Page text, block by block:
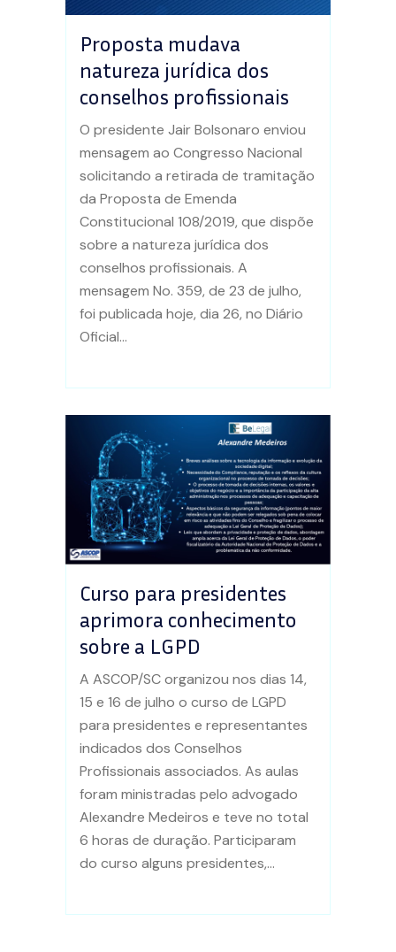
Proposta mudava
natureza jurídica dos
conselhos profissionais
O presidente Jair Bolsonaro enviou
mensagem ao Congresso Nacional
solicitando a retirada de tramitação
da Proposta de Emenda
Constitucional 108/2019, que dispõe
sobre a natureza jurídica dos
conselhos profissionais. A
mensagem No. 359, de 23 de julho,
foi publicada hoje, dia 26, no Diário
Oficial...
Curso para presidentes
aprimora conhecimento
sobre a LGPD
A ASCOP/SC organizou nos dias 14,
15 e 16 de julho o curso de LGPD
para presidentes e representantes
indicados dos Conselhos
Profissionais associados. As aulas
foram ministradas pelo advogado
Alexandre Medeiros e teve no total
6 horas de duração. Participaram
do curso alguns presidentes,...